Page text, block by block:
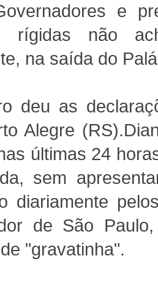
e
rígidas não
na saída do
deu as
Alegre
últimas 24
sem
diariamente
de São
"gravatinha".